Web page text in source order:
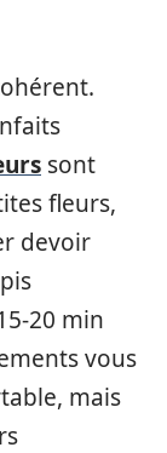
sont
fleurs,
devoir
20 min
vous
mais